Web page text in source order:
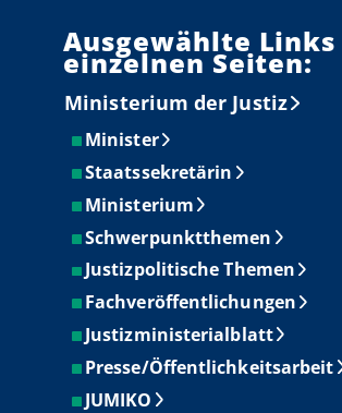
Ausgewählte Links
einzelnen Seiten:
Ministerium der Justiz
Minister
Staatssekretärin
Ministerium
Schwerpunktthemen
Justizpolitische Themen
Fachveröffentlichungen
Justizministerialblatt
Presse/Öffentlichkeitsarbeit
JUMIKO